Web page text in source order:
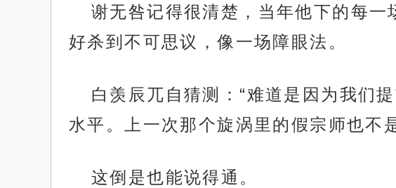
谢无咎记得很清楚，当年他下的每
好杀到不可思议，像一场障眼法。
白羡辰兀自猜测：“难道是因为我们
水平。上一次那个旋涡里的假宗师也不
这倒是也能说得通。